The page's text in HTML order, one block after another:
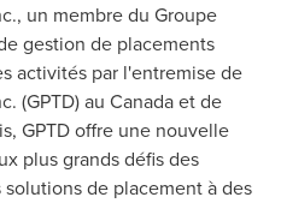
un membre du Groupe
gestion de placements
activités par l'entremise de
(GPTD) au Canadaet de
GPTD offre une nouvelle
plus grands défis des
solutions de placement à des